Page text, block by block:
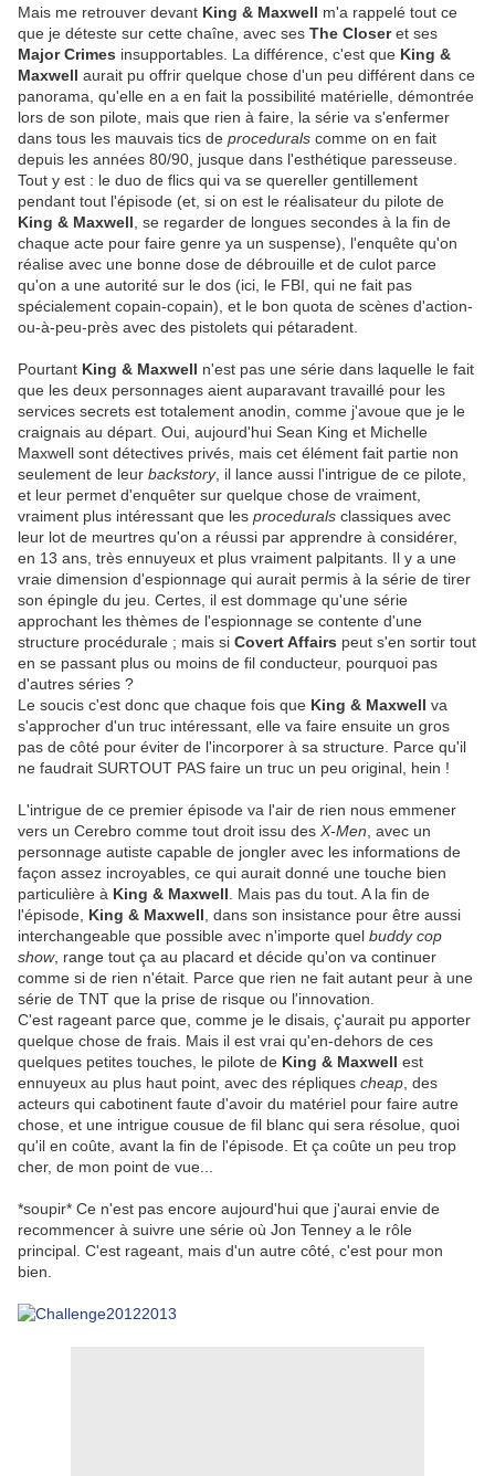
Mais me retrouver devant King & Maxwell m'a rappelé tout ce
que je déteste sur cette chaîne, avec ses The Closeret ses
Major Crimes insupportables. La différence, c'est que King &
Maxwell aurait pu offrir quelque chose d'un peu différent dans ce
panorama, qu'elle en a en fait la possibilité matérielle, démontrée
lors de son pilote, mais que rien à faire, la série va s'enfermer
dans tous les mauvais tics de procedurals comme on en fait
depuis les années 80/90, jusque dans l'esthétique paresseuse.
Tout y est : le duo de flics qui va se quereller gentillement
pendant tout l'épisode (et, si on est le réalisateur du pilote de
King & Maxwell , se regarder de longues secondes à la fin de
chaque acte pour faire genre ya un suspense), l'enquête qu'on
réalise avec une bonne dose de débrouille et de culot parce
qu'on a une autorité sur le dos (ici, le FBI, qui ne fait pas
spécialement copain-copain), et le bon quota de scènes d'action-
ou-à-peu-près avec des pistolets qui pétaradent.
Pourtant King & Maxwell n'est pas une série dans laquelle le fait
que les deux personnages aient auparavant travaillé pour les
services secrets est totalement anodin, comme j'avoue que je le
craignais au départ. Oui, aujourd'hui Sean King et Michelle
Maxwell sont détectives privés, mais cet élément fait partie non
seulement de leur backstory, il lance aussi l'intrigue de ce pilote,
et leur permet d'enquêter sur quelque chose de vraiment,
vraiment plus intéressant que les procedurals classiques avec
leur lot de meurtres qu'on a réussi par apprendre à considérer,
en 13 ans, très ennuyeux et plus vraiment palpitants. Il y a une
vraie dimension d'espionnage qui aurait permis à la série de tirer
son épingle du jeu. Certes, il est dommage qu'une série
approchant les thèmes de l'espionnage se contente d'une
structure procédurale ; mais si Covert Affairs peut s'en sortir tout
en se passant plus ou moins de fil conducteur, pourquoi pas
d'autres séries ?
Le soucis c'est donc que chaque fois que King & Maxwell va
s'approcher d'un truc intéressant, elle va faire ensuite un gros
pas de côté pour éviter de l'incorporer à sa structure. Parce qu'il
ne faudrait SURTOUT PAS faire un truc un peu original, hein !
L'intrigue de ce premier épisode va l'air de rien nous emmener
vers un Cerebro comme tout droit issu des X-Men , avec un
personnage autiste capable de jongler avec les informations de
façon assez incroyables, ce qui aurait donné une touche bien
particulière à King & Maxwell . Mais pas du tout. A la fin de
l'épisode, King & Maxwell , dans son insistance pour être aussi
interchangeable que possible avec n'importe quel buddy cop
show, range tout ça au placard et décide qu'on va continuer
comme si de rien n'était. Parce que rien ne fait autant peur à une
série de TNT que la prise de risque ou l'innovation.
C'est rageant parce que, comme je le disais, ç'aurait pu apporter
quelque chose de frais. Mais il est vrai qu'en-dehors de ces
quelques petites touches, le pilote de King & Maxwell est
ennuyeux au plus haut point, avec des répliques cheap , des
acteurs qui cabotinent faute d'avoir du matériel pour faire autre
chose, et une intrigue cousue de fil blanc qui sera résolue, quoi
qu'il en coûte, avant la fin de l'épisode. Et ça coûte un peu trop
cher, de mon point de vue...
*soupir* Ce n'est pas encore aujourd'hui que j'aurai envie de
recommencer à suivre une série où Jon Tenney a le rôle
principal. C'est rageant, mais d'un autre côté, c'est pour mon
bien.